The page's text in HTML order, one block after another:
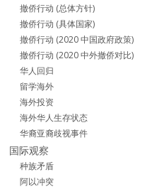
撤侨行动 (总体方针)
撤侨行动 (具体国家)
撤侨行动 (2020 中国政府政策)
撤侨行动 (2020 中外撤侨对比)
华人回归
留学海外
海外投资
海外华人生存状态
华裔亚裔歧视事件
国际观察
种族矛盾
阿以冲突